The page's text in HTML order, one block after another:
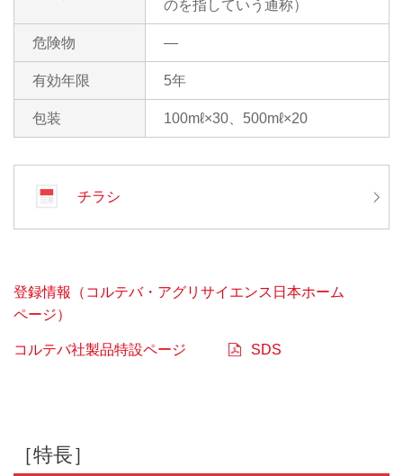
のを指していう通称）
危険物 ―
有効年限 5年
包装 100mℓ×30、500mℓ×20
チラシ
登録情報（コルテバ・アグリサイエンス日本ホーム
ページ）
コルテバ社製品特設ページ SDS
［特長］